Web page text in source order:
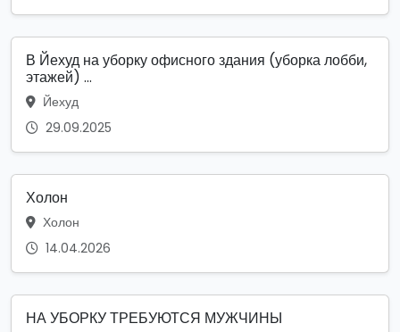
В Йехуд на уборку офисного здания (уборка лобби,
этажей) ...
Йехуд
29.09.2025
Холон
Холон
14.04.2026
НА УБОРКУ ТРЕБУЮТСЯ МУЖЧИНЫ